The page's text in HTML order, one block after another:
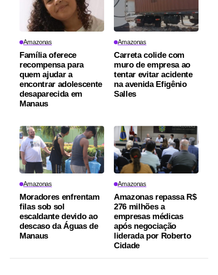
Amazonas
Família oferece
recompensa para
quem ajudar a
encontrar adolescente
desaparecida em
Manaus
Amazonas
Carreta colide com
muro de empresa ao
tentar evitar acidente
na avenida Efigênio
Salles
Amazonas
Moradores enfrentam
filas sob sol
escaldante devido ao
descaso da Águas de
Manaus
Amazonas
Amazonas repassa R$
276 milhões a
empresas médicas
após negociação
liderada por Roberto
Cidade